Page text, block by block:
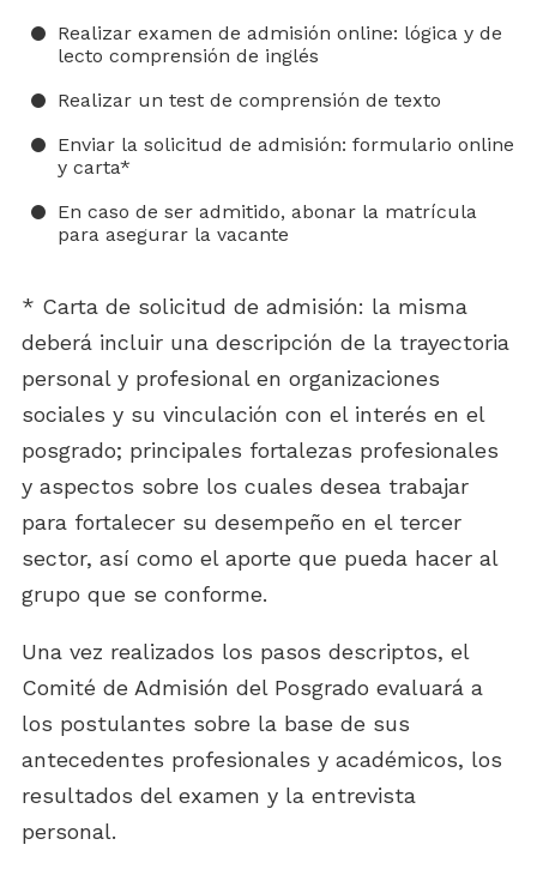
Realizar examen de admisión online: lógica y de
lecto comprensión de inglés
Realizar un test de comprensión de texto
Enviar la solicitud de admisión: formulario online
y carta*
En caso de ser admitido, abonar la matrícula
para asegurar la vacante
* Carta de solicitud de admisión: la misma
deberá incluir una descripción de la trayectoria
personal y profesional en organizaciones
sociales y su vinculación con el interés en el
posgrado; principales fortalezas profesionales
y aspectos sobre los cuales desea trabajar
para fortalecer su desempeño en el tercer
sector, así como el aporte que pueda hacer al
grupo que se conforme.
Una vez realizados los pasos descriptos, el
Comité de Admisión del Posgrado evaluará a
los postulantes sobre la base de sus
antecedentes profesionales y académicos, los
resultados del examen y la entrevista
personal.